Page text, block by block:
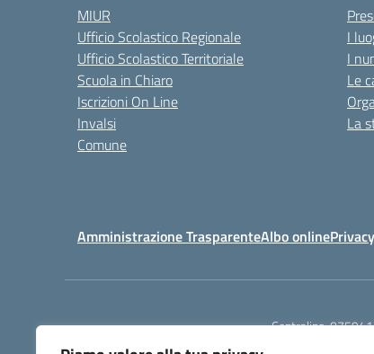
MIUR
Ufficio Scolastico Regionale
Ufficio Scolastico Territoriale
Scuola in Chiaro
Iscrizioni On Line
Invalsi
Comune
I
I
Le
La
Amministrazione TrasparenteAlbo online
Centralino: